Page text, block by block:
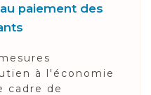
paiement des
à l'économie
cadre de